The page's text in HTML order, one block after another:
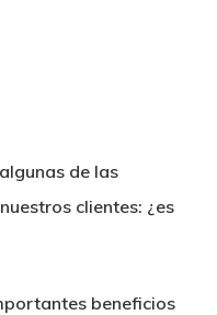
de las
clientes: ¿es
beneficios